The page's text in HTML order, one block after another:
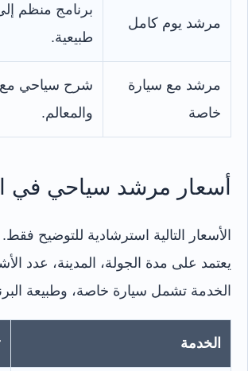
مرشد يوم كامل
برنامج منظم
طبيعية.
مرشد مع سيارة
خاصة
شرح سياحي مع
والمعالم.
أسعار مرشد سياحي في
الأسعار التالية استرشادية للتوضيح
يعتمد على مدة الجولة، المدينة، عدد
الخدمة تشمل سيارة خاصة، وطبيعة
الخدمة